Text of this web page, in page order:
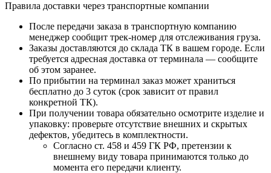
Правила доставки через транспортные компании
После передачи заказа в транспортную компанию
менеджер сообщит трек-номер для отслеживания груза.
Заказы доставляются до склада ТК в вашем городе. Если
требуется адресная доставка от терминала — сообщите
об этом заранее.
По прибытии на терминал заказ может храниться
бесплатно до 3 суток (срок зависит от правил
конкретной ТК).
При получении товара обязательно осмотрите изделие и
упаковку: проверьте отсутствие внешних и скрытых
дефектов, убедитесь в комплектности.
Согласно ст. 458 и 459 ГК РФ, претензии к
внешнему виду товара принимаются только до
момента его передачи клиенту.